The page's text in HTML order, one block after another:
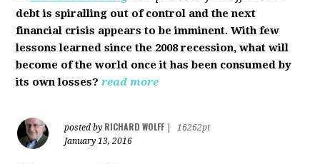
debt is spiralling out of control and the next
financial crisis appears to be imminent. With few
lessons learned since the 2008 recession, what will
become of the world once it has been consumed by
its own losses? read more
posted by RICHARD WOLFF
16262pt
January 13, 2016